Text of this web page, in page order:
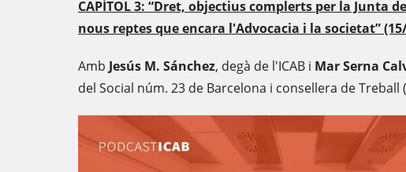
CAPÍTOL 3: “Dret, objectius complerts per la Junta
nous reptes que encara l'Advocacia i la societat”
Amb Jesús M. Sánchez, degà de l'ICAB i Mar Serna
del Social núm. 23 de Barcelona i consellera de Treball